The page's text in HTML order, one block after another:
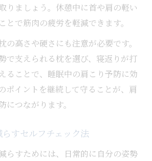
りましょう。休憩中に首や肩の軽い
とで筋肉の疲労を軽減できます。
の高さや硬さにも注意が必要です。
で支えられる枕を選び、寝返りが打
ることで、睡眠中の肩こり予防に効
ポイントを継続して守ることが、肩
につながります。
すセルフチェック法
らすためには、日常的に自分の姿勢